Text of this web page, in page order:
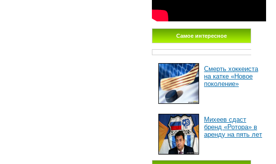
Самое интересное
Смерть хоккеиста
на катке «Новое
поколение»
Михеев сдаст
бренд «Ротора» в
аренду на пять лет